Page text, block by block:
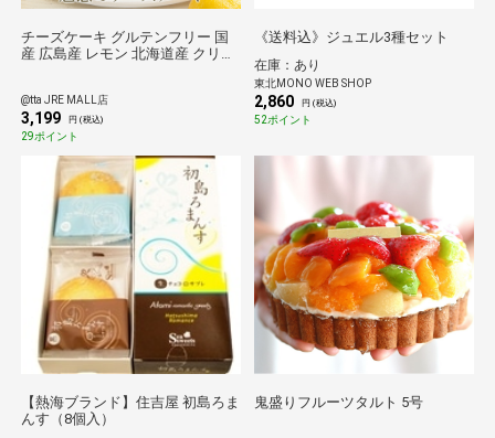
チーズケーキ グルテンフリー 国
産 広島産 レモン 北海道産 クリー
せ 送料無料 お中元
@tta JRE MALL店
3,199 円 (税込)
29ポイント
《送料込》ジュエル3種セット
在庫：あり
東北MONO WEB SHOP
2,860 円 (税込)
52ポイント
【熱海ブランド】住吉屋 初島ろま
んす（8個入）
鬼盛りフルーツタルト 5号